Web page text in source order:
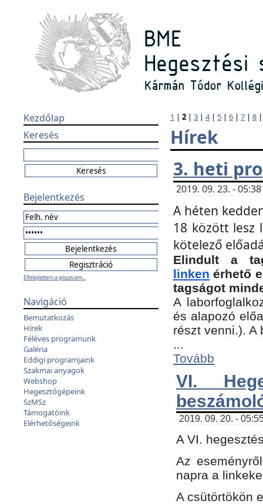
Kezdőlap
Keresés
Bejelentkezés
Elfelejtettem a jelszavam...
Navigáció
Bemutatkozás
Hírek
Féléves programunk
Galéria
Eddigi programjaink
Szakmai anyagok
Webshop
Hegesztőgépeink
SzMSz
Támogatóink
Elérhetőségeink
1 | 2 | 3 | 4| 5 | 6 | 7 | 8
Hírek
3. heti
2019. 09. 23. -
A héten
18 között lesz
kötelező
Elindult a
linken érhető
tagságot
A
és alapozó
részt venni.).
...
Tovább
VI.
2019. 09. 20. -
A VI.
Az
napra a
A csütörtökön